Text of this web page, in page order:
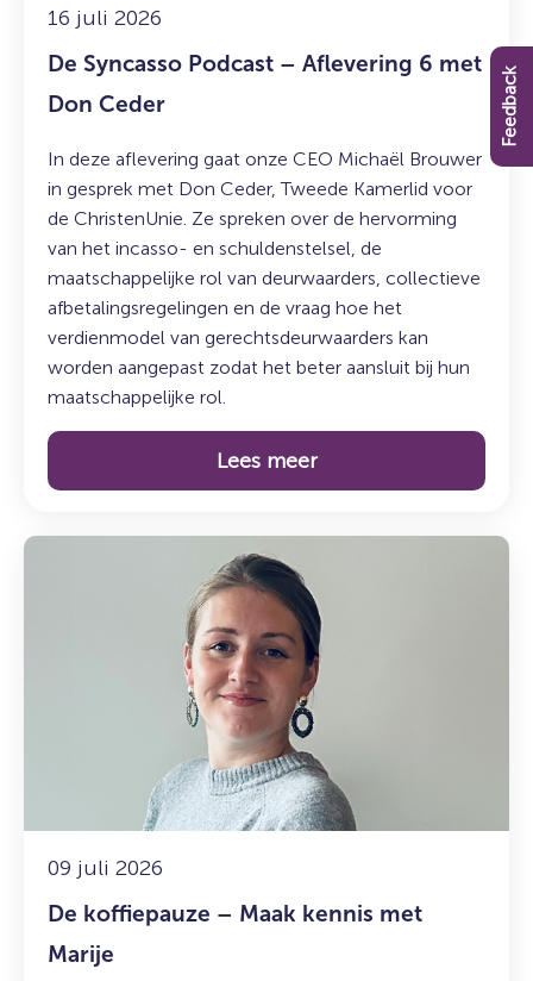
16 juli 2026
De Syncasso Podcast – Aflevering 6 met
Don Ceder
In deze aflevering gaat onze CEO Michaël Brouwer
in gesprek met Don Ceder, Tweede Kamerlid voor
de ChristenUnie. Ze spreken over de hervorming
van het incasso- en schuldenstelsel, de
maatschappelijke rol van deurwaarders, collectieve
afbetalingsregelingen en de vraag hoe het
verdienmodel van gerechtsdeurwaarders kan
worden aangepast zodat het beter aansluit bij hun
maatschappelijke rol.
Lees meer
Ceder
09 juli 2026
De koffiepauze – Maak kennis met
Marije
Lees
Feedback